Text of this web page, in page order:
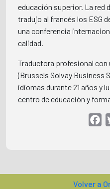
educación superior. La red
tradujo al francés los ESG
una conferencia
calidad.
Traductora profesional con
(Brussels Solvay Business
idiomas durante 21 años y
centro de educación y
Volver a